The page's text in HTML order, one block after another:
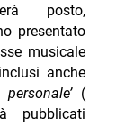
posto,
presentato
musicale
anche
(
pubblicati